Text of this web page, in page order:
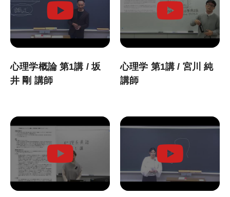
大学編入（文系）講座
心理資格対策講座
KALSを知る
講座説明動画
講義サンプル動画
講師紹介
心理学概論 第1講 / 坂
井 剛 講師
心理学 第1講 / 宮川 純
講師